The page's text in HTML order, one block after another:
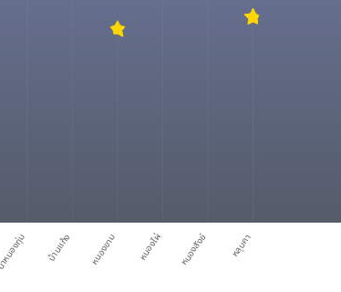
นาหนองทุ่ม บ้านแก้ง หนองขาม หนองไผ่ หนองสังข์ หลุบคา